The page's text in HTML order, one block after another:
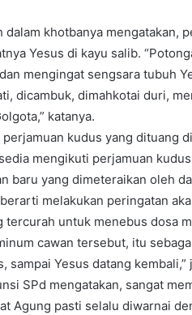
khotbanya mengatakan,
Yesus di kayu salib.
mengingat sengsara tubuh
dicambuk, dimahkotai duri,
katanya.
kudus yang dituang
mengikuti perjamuan
baru yang dimeteraikan oleh
melakukan peringatan
untuk menebus dosa
cawan tersebut, itu
sampai Yesus datang kembali,”
SPd mengatakan, sangat
Agung pasti selalu diwarnai